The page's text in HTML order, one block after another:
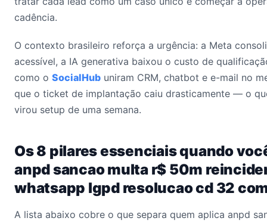
cadência.
O contexto brasileiro reforça a urgência: a Meta
acessível, a IA generativa baixou o custo de
como o SocialHub uniram CRM, chatbot e e-mail no
que o ticket de implantação caiu drasticamente — o
virou setup de uma semana.
Os 8 pilares essenciais quando
anpd sancao multa r$ 50m
whatsapp lgpd resolucao cd 32
A lista abaixo cobre o que separa quem aplica anpd